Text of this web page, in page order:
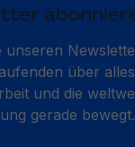
unseren
über
und die
gerade bewegt.